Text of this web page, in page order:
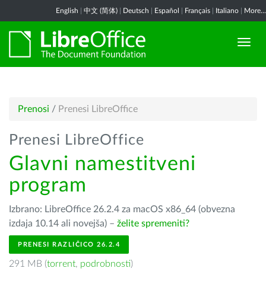
English 中文 (简体) Deutsch Español Français Italiano More...
Prenosi / Prenesi LibreOffice
Prenesi LibreOffice
Glavni namestitveni
program
Izbrano: LibreOffice 26.2.4 za macOS x86_64 (obvezna
izdaja 10.14 ali novejša) – želite spremeniti?
PRENESI RAZLIČICO 26.2.4
291 MB (torrent, podrobnosti)